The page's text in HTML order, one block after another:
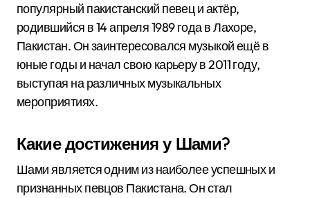
популярный пакистанский певец и актёр,
родившийся в 14 апреля 1989 года в Лахоре,
Пакистан. Он заинтересовался музыкой ещё в
юные годы и начал свою карьеру в 2011 году,
выступая на различных музыкальных
мероприятиях.
Какие достижения у Шами?
Шами является одним из наиболее успешных и
признанных певцов Пакистана. Он стал